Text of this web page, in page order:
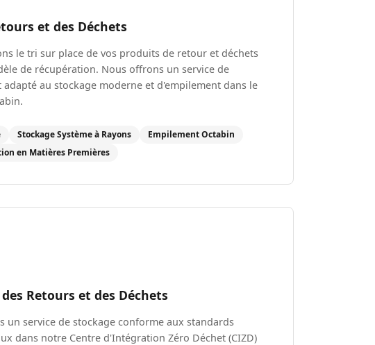
et des Déchets
le tri sur place de vos produits de retour et déchets
de récupération. Nous offrons un service de
au stockage moderne et d'empilement dans le
Stockage Système à Rayons
Empilement Octabin
en Matières Premières
Retours et des Déchets
un service de stockage conforme aux standards
dans notre Centre d'Intégration Zéro Déchet (CIZD)